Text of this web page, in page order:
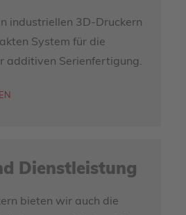
industriellen 3D-Druckern
System für die
additiven Serienfertigung.
Dienstleistung
bieten wir auch die